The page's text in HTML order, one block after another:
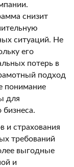
снизит
ситуаций. Не
его
потерь в
подход
понимание
для
и страхования
требований
выгодные
и